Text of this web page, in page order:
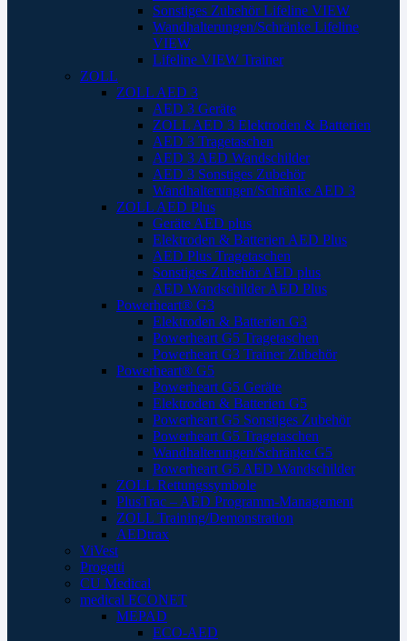
Sonstiges Zubehör Lifeline VIEW
Wandhalterungen/Schränke Lifeline
VIEW
Lifeline VIEW Trainer
ZOLL
ZOLL AED 3
AED 3 Geräte
ZOLL AED 3 Elektroden & Batterien
AED 3 Tragetaschen
AED 3 AED Wandschilder
AED 3 Sonstiges Zubehör
Wandhalterungen/Schränke AED 3
ZOLL AED Plus
Geräte AED plus
Elektroden & Batterien AED Plus
AED Plus Tragetaschen
Sonstiges Zubehör AED plus
AED Wandschilder AED Plus
Powerheart® G3
Elektroden & Batterien G3
Powerheart G5 Tragetaschen
Powerheart G3 Trainer Zubehör
Powerheart® G5
Powerheart G5 Geräte
Elektroden & Batterien G5
Powerheart G5 Sonstiges Zubehör
Powerheart G5 Tragetaschen
Wandhalterungen/Schränke G5
Powerheart G5 AED Wandschilder
ZOLL Rettungssymbole
PlusTrac – AED Programm-Management
ZOLL Training/Demonstration
AEDtrax
ViVest
Progetti
CU Medical
medical ECONET
MEPAD
ECO-AED